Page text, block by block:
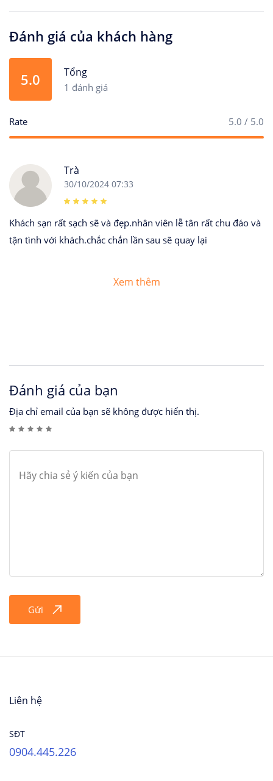
Đánh giá của khách hàng
5.0 Tổng
1 đánh giá
Rate 5.0 / 5.0
Trà
30/10/2024 07:33
Khách sạn rất sạch sẽ và đẹp.nhân viên lễ tân rất chu đáo và
tận tình với khách.chắc chắn lần sau sẽ quay lại
Xem thêm
Đánh giá của bạn
Địa chỉ email của bạn sẽ không được hiển thị.
Gửi
Liên hệ
SĐT
0904.445.226